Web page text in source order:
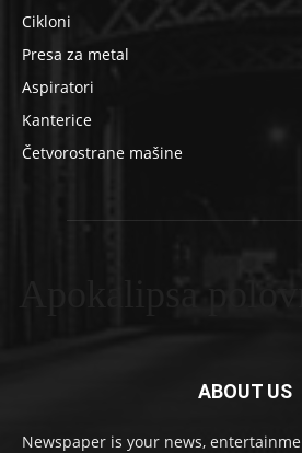
Cikloni
Presa za metal
Aspiratori
Kanterice
Četvorostrane mašine
Apokalipsa
ABOUT US
Newspaper is your news,